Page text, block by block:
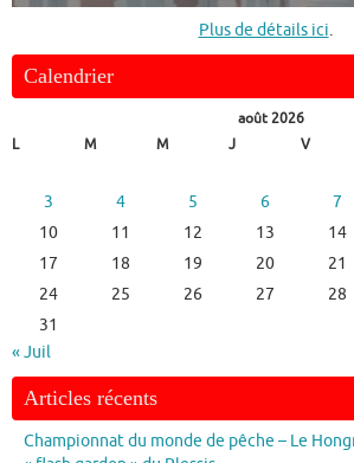
Plus de détails ici.
Calendrier
août 2026
L
M M J V
3
4 5 6 7
10
11 12 13 14
17
18 19 20 21
24
25 26 27 28
31
« Juil
Articles récents
Championnat du monde de pêche – Le